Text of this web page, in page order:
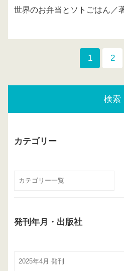
世界のお弁当とソトごはん／
1 2
検索
カテゴリー
発刊年月・出版社